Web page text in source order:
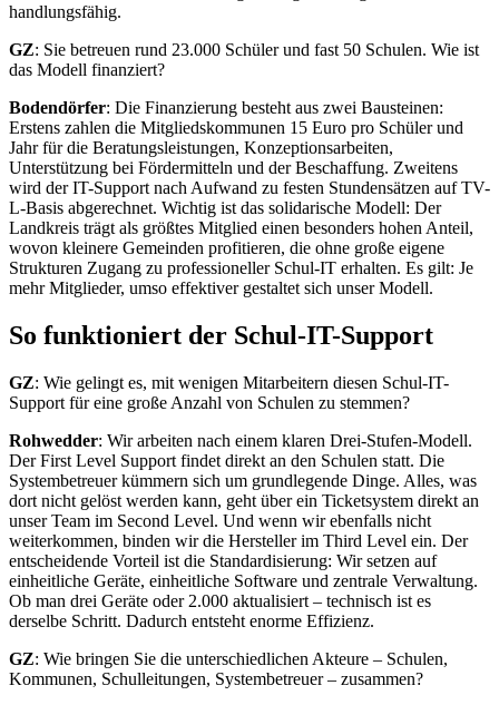
handlungsfähig.
GZ: Sie betreuen rund 23.000 Schüler und fast 50 Schulen. Wie ist
das Modell finanziert?
Bodendörfer: Die Finanzierung besteht aus zwei Bausteinen:
Erstens zahlen die Mitgliedskommunen 15 Euro pro Schüler und
Jahr für die Beratungsleistungen, Konzeptionsarbeiten,
Unterstützung bei Fördermitteln und der Beschaffung. Zweitens
wird der IT-Support nach Aufwand zu festen Stundensätzen auf TV-
L-Basis abgerechnet. Wichtig ist das solidarische Modell: Der
Landkreis trägt als größtes Mitglied einen besonders hohen Anteil,
wovon kleinere Gemeinden profitieren, die ohne große eigene
Strukturen Zugang zu professioneller Schul-IT erhalten. Es gilt: Je
mehr Mitglieder, umso effektiver gestaltet sich unser Modell.
So funktioniert der Schul-IT-Support
GZ: Wie gelingt es, mit wenigen Mitarbeitern diesen Schul-IT-
Support für eine große Anzahl von Schulen zu stemmen?
Rohwedder: Wir arbeiten nach einem klaren Drei-Stufen-Modell.
Der First Level Support findet direkt an den Schulen statt. Die
Systembetreuer kümmern sich um grundlegende Dinge. Alles, was
dort nicht gelöst werden kann, geht über ein Ticketsystem direkt an
unser Team im Second Level. Und wenn wir ebenfalls nicht
weiterkommen, binden wir die Hersteller im Third Level ein. Der
entscheidende Vorteil ist die Standardisierung: Wir setzen auf
einheitliche Geräte, einheitliche Software und zentrale Verwaltung.
Ob man drei Geräte oder 2.000 aktualisiert – technisch ist es
derselbe Schritt. Dadurch entsteht enorme Effizienz.
GZ: Wie bringen Sie die unterschiedlichen Akteure – Schulen,
Kommunen, Schulleitungen, Systembetreuer – zusammen?